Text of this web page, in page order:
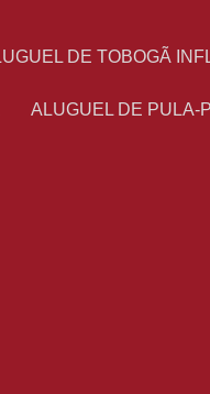
DE TOBOGÃ
ALUGUEL DE PULA-